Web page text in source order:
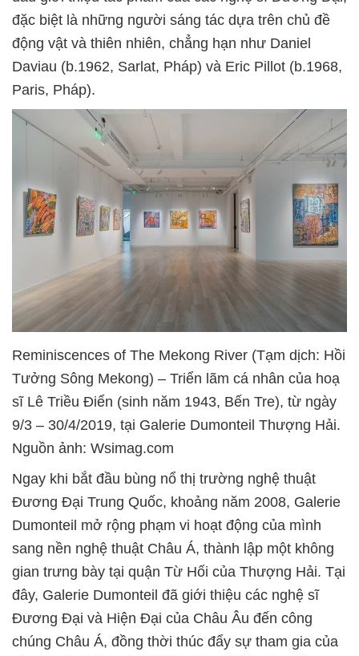
đặc biệt là những người sáng tác dựa trên chủ đề
động vật và thiên nhiên, chẳng hạn như Daniel
Daviau (b.1962, Sarlat, Pháp) và Eric Pillot (b.1968,
Paris, Pháp).
Reminiscences of The Mekong River (Tạm dịch: Hồi
Tưởng Sông Mekong) – Triển lãm cá nhân của hoạ
sĩ Lê Triều Điển (sinh năm 1943, Bến Tre), từ ngày
9/3 – 30/4/2019, tại Galerie Dumonteil Thượng Hải.
Nguồn ảnh: Wsimag.com
Ngay khi bắt đầu bùng nổ thị trường nghệ thuật
Đương Đại Trung Quốc, khoảng năm 2008, Galerie
Dumonteil mở rộng phạm vi hoạt động của mình
sang nền nghệ thuật Châu Á, thành lập một không
gian trưng bày tại quận Từ Hối của Thượng Hải. Tại
đây, Galerie Dumonteil đã giới thiệu các nghệ sĩ
Đương Đại và Hiện Đại của Châu Âu đến công
chúng Châu Á, đồng thời thúc đẩy sự tham gia của